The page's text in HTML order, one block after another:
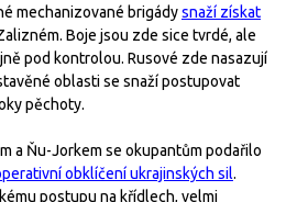
mechanizované brigádysnaží získat
Boje jsou zde sice tvrdé, ale
pod kontrolou. Rusové zde nasazují
oblasti se snaží postupovat
pěchoty.
a Ňu-Jorkem se okupantům podařilo
obklíčení ukrajinských sil.
postupu na křídlech, velmi